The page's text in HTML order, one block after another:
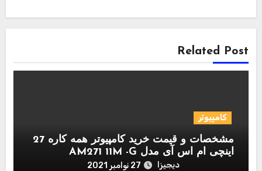
Related Post
کامپیوتر
مشخصات و قیمت خرید کامپیوتر همه کاره 27
اینچی ام اس آی مدل AM271 11M -G
دیجیزا 27 نوامبر 2021